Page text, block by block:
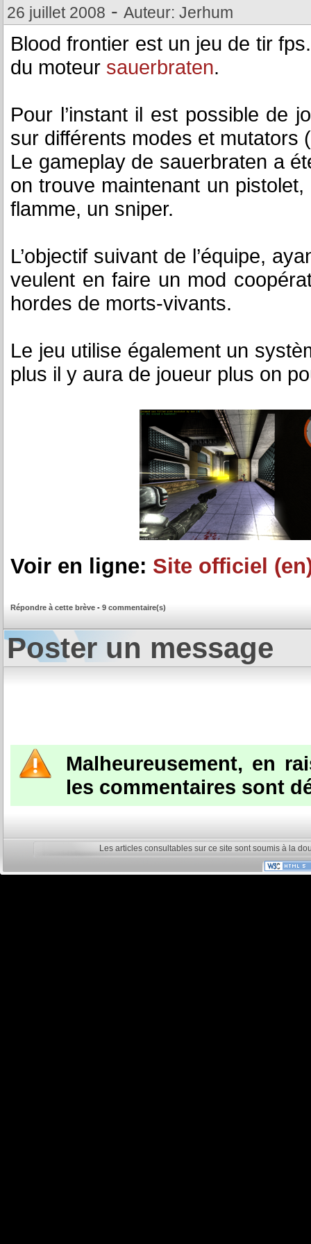
26 juillet 2008 - Auteur: Jerhum
Blood frontier est un jeu de tir
du moteur sauerbraten.
Pour l’instant il est possible de
sur différents modes et mutators
Le gameplay de sauerbraten a
on trouve maintenant un
flamme, un sniper.
L’objectif suivant de l’équipe,
veulent en faire un mod
hordes de morts-vivants.
Le jeu utilise également un
plus il y aura de joueur plus on
Voir en ligne: Site officiel
Répondre à cette brève - 9 commentaire(s)
Poster un message
Malheureusement, en
les commentaires sont
Les articles consultables sur ce site sont soumis à la